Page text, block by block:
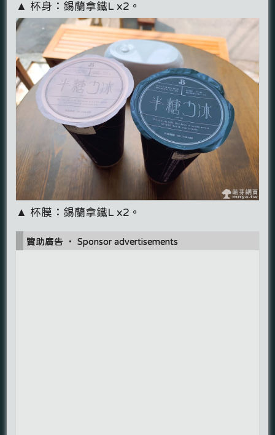
▲ 杯身：錫蘭拿鐵L x2。
▲ 杯膜：錫蘭拿鐵L x2。
贊助廣告 ‧ Sponsor advertisements